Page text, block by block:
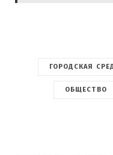
ГОРОДСКАЯ
ОБЩЕСТВО